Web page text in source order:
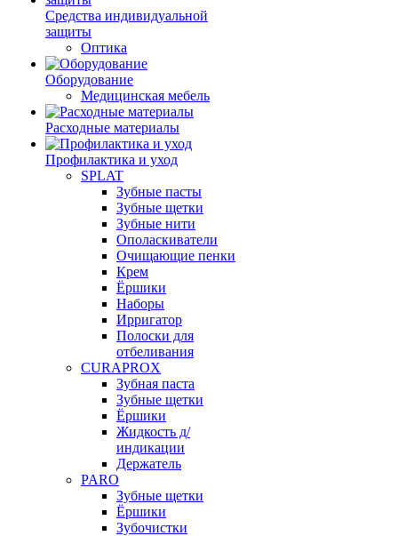
Средства индивидуальной
защиты
Оптика
Оборудование
Медицинская мебель
Расходные материалы
Профилактика и уход
SPLAT
Зубные пасты
Зубные щетки
Зубные нити
Ополаскиватели
Очищающие пенки
Крем
Ёршики
Наборы
Ирригатор
Полоски для
отбеливания
CURAPROX
Зубная паста
Зубные щетки
Ёршики
Жидкость д/
индикации
Держатель
PARO
Зубные щетки
Ёршики
Зубочистки